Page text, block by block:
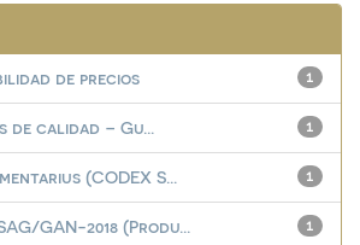
1
de precios
1
de calidad – Gu...
1
(CODEX S...
1
GAN-2018 (Produ...